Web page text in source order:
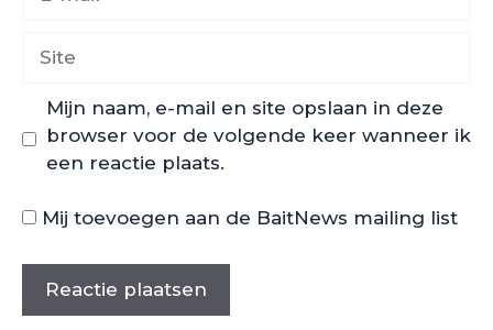
mail
Mijn naam, e-mail en site opslaan in deze
browser voor de volgende keer wanneer ik
een reactie plaats.
Mij toevoegen aan de BaitNews mailing list